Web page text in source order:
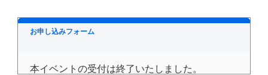
お申し込みフォーム
本イベントの受付は終了いたしました。